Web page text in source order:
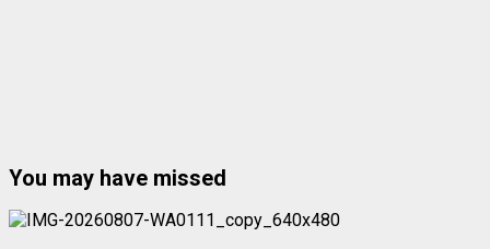
You may have missed